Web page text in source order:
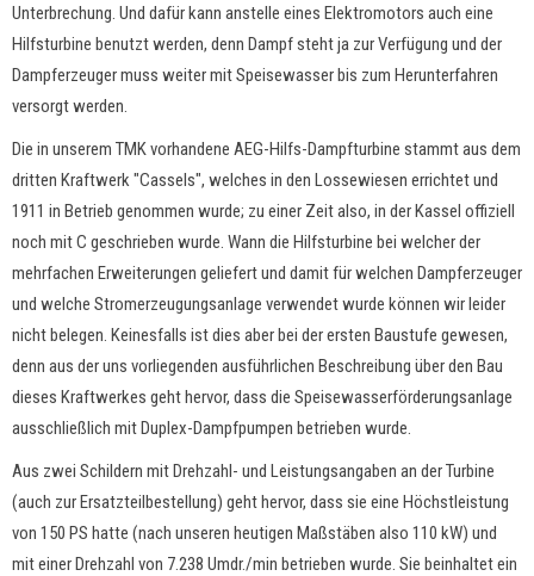
Unterbrechung. Und dafür kann anstelle eines Elektromotors auch eine
Hilfsturbine benutzt werden, denn Dampf steht ja zur Verfügung und der
Dampferzeuger muss weiter mit Speisewasser bis zum Herunterfahren
versorgt werden.
Die in unserem TMK vorhandene AEG-Hilfs-Dampfturbine stammt aus dem
dritten Kraftwerk "Cassels", welches in den Lossewiesen errichtet und
1911 in Betrieb genommen wurde; zu einer Zeit also, in der Kassel offiziell
noch mit C geschrieben wurde. Wann die Hilfsturbine bei welcher der
mehrfachen Erweiterungen geliefert und damit für welchen Dampferzeuger
und welche Stromerzeugungsanlage verwendet wurde können wir leider
nicht belegen. Keinesfalls ist dies aber bei der ersten Baustufe gewesen,
denn aus der uns vorliegenden ausführlichen Beschreibung über den Bau
dieses Kraftwerkes geht hervor, dass die Speisewasserförderungsanlage
ausschließlich mit Duplex-Dampfpumpen betrieben wurde.
Aus zwei Schildern mit Drehzahl- und Leistungsangaben an der Turbine
(auch zur Ersatzteilbestellung) geht hervor, dass sie eine Höchstleistung
von 150 PS hatte (nach unseren heutigen Maßstäben also 110 kW) und
mit einer Drehzahl von 7.238 Umdr./min betrieben wurde. Sie beinhaltet ein